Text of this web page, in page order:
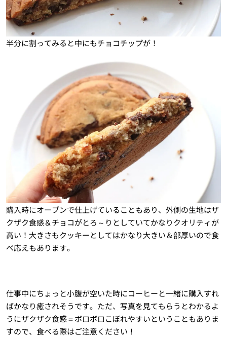
半分に割ってみると中にもチョコチップが！
購入時にオーブンで仕上げていることもあり、外側の生地はザ
クザク食感＆チョコがとろ～りとしていてかなりクオリティが
高い！大きさもクッキーとしてはかなり大きい＆部厚いので食
べ応えもあります。
仕事中にちょっと小腹が空いた時にコーヒーと一緒に購入すれ
ばかなり癒されそうです。ただ、写真を見てもらうとわかるよ
うにザクザク食感＝ボロボロこぼれやすいということもありま
すので、食べる際はご注意ください！